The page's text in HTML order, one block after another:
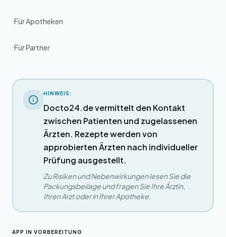
Für Apotheken
Für Partner
HINWEIS:
Docto24.de vermittelt den Kontakt
zwischen Patienten und zugelassenen
Ärzten. Rezepte werden von
approbierten Ärzten nach individueller
Prüfung ausgestellt.
Zu Risiken und Nebenwirkungen lesen Sie die
Packungsbeilage und fragen Sie Ihre Ärztin,
Ihren Arzt oder in Ihrer Apotheke.
APP IN VORBEREITUNG